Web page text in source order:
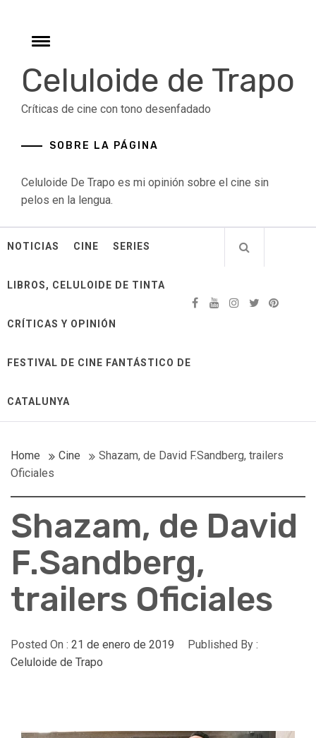
contentToggle
Celuloide de Trapo
Críticas de cine con tono desenfadado
SOBRE LA PÁGINA
Celuloide De Trapo es mi opinión sobre el cine sin
pelos en la lengua.
NOTICIAS CINE SERIES
LIBROS, CELULOIDE DE TINTA
CRÍTICAS Y OPINIÓN
FESTIVAL DE CINE FANTÁSTICO DE
CATALUNYA
Home Cine
Shazam, de David F.Sandberg, trailers
Oficiales
Shazam, de David
F.Sandberg,
trailers Oficiales
Posted On : 21 de enero de 2019
Published By :
Celuloide de Trapo